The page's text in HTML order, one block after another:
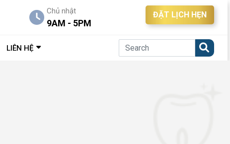
Chủ nhật
9AM - 5PM
ĐẶT LỊCH HẸN
LIÊN HỆ